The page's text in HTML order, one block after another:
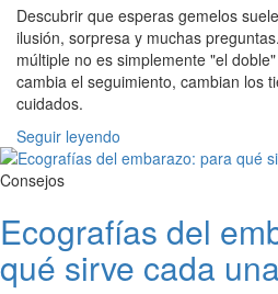
Descubrir que esperas gemelos
ilusión, sorpresa y muchas
múltiple no es simplemente "el
cambia el seguimiento, cambian los
cuidados.
Seguir leyendo
Consejos
Ecografías del
qué sirve cada